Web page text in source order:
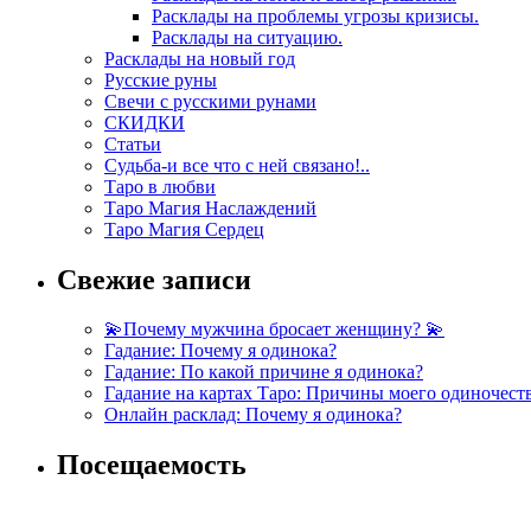
Расклады на проблемы угрозы кризисы.
Расклады на ситуацию.
Расклады на новый год
Русские руны
Свечи с русскими рунами
СКИДКИ
Статьи
Судьба-и все что с ней связано!..
Таро в любви
Таро Магия Наслаждений
Таро Магия Сердец
Свежие записи
💫Почему мужчина бросает женщину? 💫
Гадание: Почему я одинока?
Гадание: По какой причине я одинока?
Гадание на картах Таро: Причины моего
Онлайн расклад: Почему я одинока?
Посещаемость